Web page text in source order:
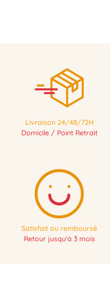
Livraison 24/48/72H
Domicile / Point Retrait
Satisfait ou remboursé
Retour jusqu'à 3 mois